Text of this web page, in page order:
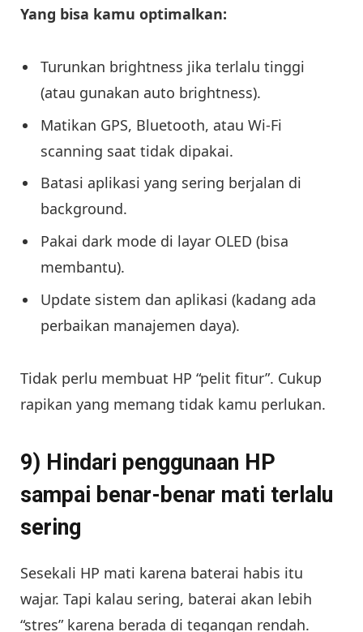
Yang bisa kamu optimalkan:
Turunkan brightness jika terlalu tinggi
(atau gunakan auto brightness).
Matikan GPS, Bluetooth, atau Wi-Fi
scanning saat tidak dipakai.
Batasi aplikasi yang sering berjalan di
background.
Pakai dark mode di layar OLED (bisa
membantu).
Update sistem dan aplikasi (kadang ada
perbaikan manajemen daya).
Tidak perlu membuat HP “pelit fitur”. Cukup
rapikan yang memang tidak kamu perlukan.
9) Hindari penggunaan HP
sampai benar-benar mati terlalu
sering
Sesekali HP mati karena baterai habis itu
wajar. Tapi kalau sering, baterai akan lebih
“stres” karena berada di tegangan rendah.